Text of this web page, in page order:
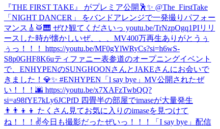
『THE FIRST TAKE』 がプレミア公開🕺✨ @The_FirstTake
「NIGHT DANCER」 をバンドアレンジで一発撮りパフォー
マンス🎸🥁🎹 ぜひ観てくださいっ youtu.be/TrNzpOgq1PIリリ
ースした時が懐かしいぜ、、、MV400万再生ありがとうぅ
ぅっ！！！ https://youtu.be/MF0gYlWRyCs?si=h6wS-
S8p0GHF8K6uティファニー表参道のオープニングイベント
で、ENHYPENのSUNGHOONさんとJAKEさんにお会いで
きました！💎✨ #ENHYPEN 「l say bye」MV公開されたぜ
い！！！🌆 https://youtu.be/x7XAFzTwbQQ?
si=a98fYE7kLy6JCPfD 四畳半の部屋でimaseが大量発生
👨‍👨‍👦‍👦 たくさん見てお気に入りのimaseを見つけて
ね！！！✌️今日も撮影だったぜいっ！！！
「I say bye」配信